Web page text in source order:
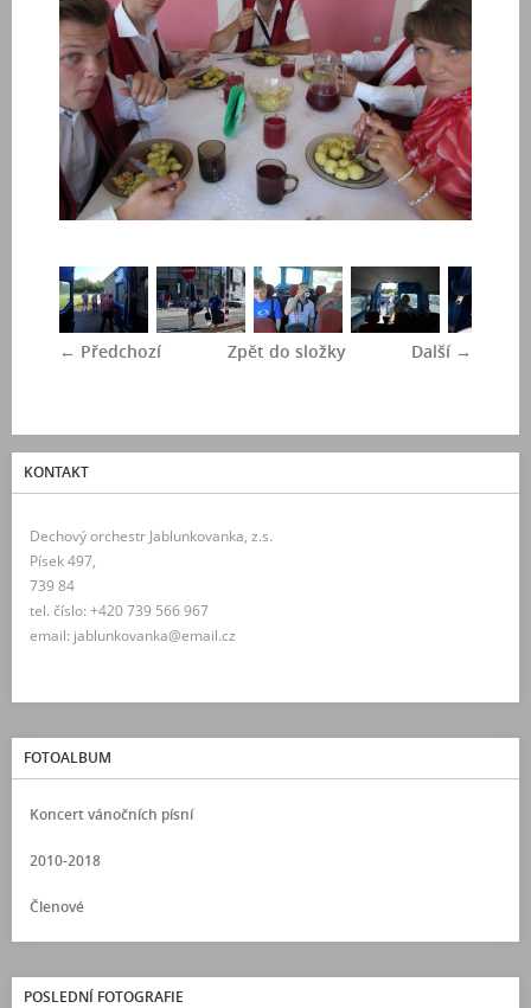
← Předchozí Další →
Zpět do složky
KONTAKT
Dechový orchestr Jablunkovanka, z.s.
Písek 497,
739 84
tel. číslo: +420 739 566 967
email: jablunkovanka@email.cz
FOTOALBUM
Koncert vánočních písní
2010-2018
Členové
POSLEDNÍ FOTOGRAFIE